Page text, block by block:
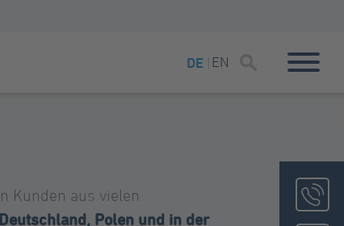
DE EN
Kunden aus vielen
Polen und in der